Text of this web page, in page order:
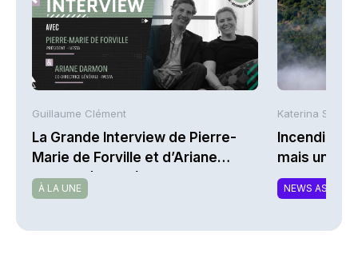
Guillaume Clément
La Grande Interview de Pierre-
Marie de Forville et d’Ariane
Darmon (Ivesta)
À LA UNE
Katerina
Incendies :
mais une
NEWS